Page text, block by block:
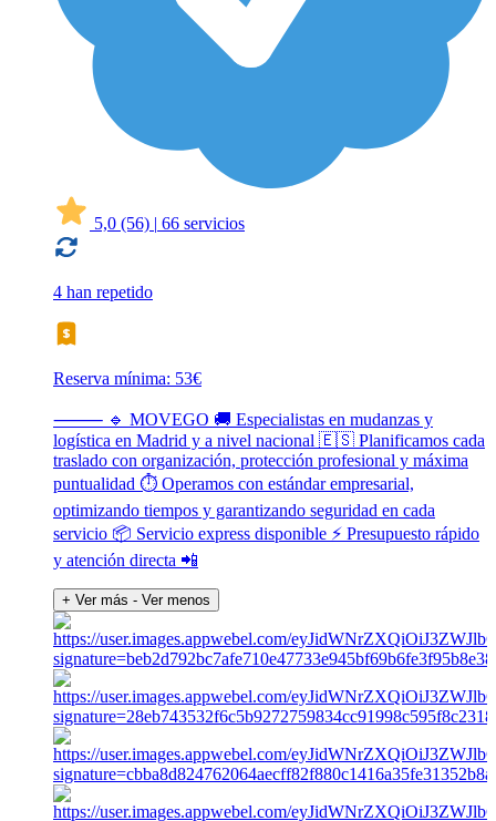
5,0 (56) | 66 servicios
4 han repetido
Reserva mínima: 53€
⸻ 🔹 MOVEGO 🚚 Especialistas en mudanzas y
logística en Madrid y a nivel nacional 🇪🇸 Planificamos cada
traslado con organización, protección profesional y máxima
puntualidad ⏱️ Operamos con estándar empresarial,
optimizando tiempos y garantizando seguridad en cada
servicio 📦 Servicio express disponible ⚡ Presupuesto rápido
y atención directa 📲
+ Ver más - Ver menos